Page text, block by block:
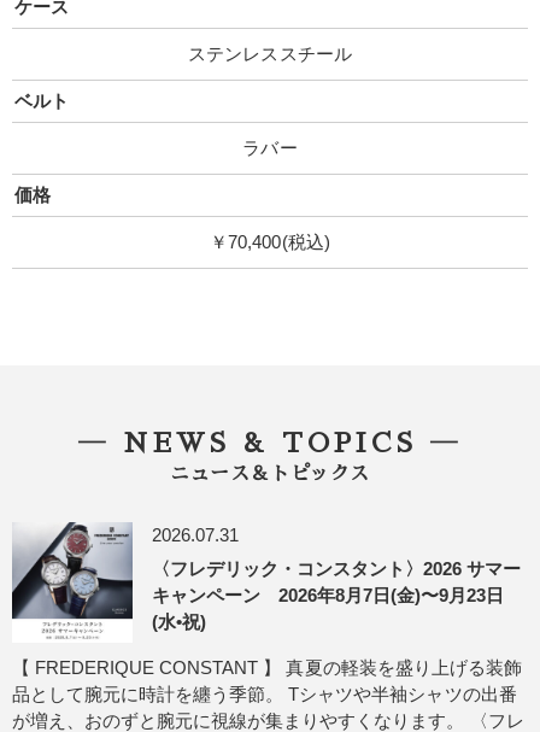
ケース
ステンレススチール
ベルト
ラバー
価格
￥70,400(税込)
― NEWS & TOPICS ―
ニュース＆トピックス
2026.07.31
〈フレデリック・コンスタント〉2026 サマー
キャンペーン 2026年8月7日(金)〜9月23日
(水•祝)
【 FREDERIQUE CONSTANT 】 真夏の軽装を盛り上げる装飾
品として腕元に時計を纏う季節。 Tシャツや半袖シャツの出番
が増え、おのずと腕元に視線が集まりやすくなります。 〈フレ